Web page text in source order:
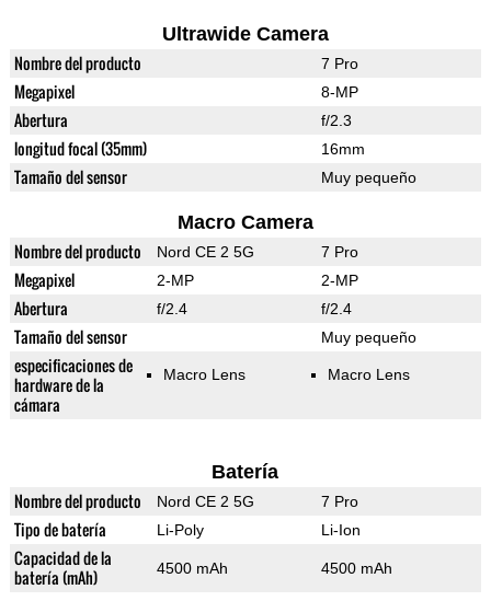
Ultrawide Camera
Nombre del producto 7 Pro
Megapixel 8-MP
Abertura f/2.3
longitud focal (35mm) 16mm
Tamaño del sensor Muy pequeño
Macro Camera
Nombre del producto Nord CE 2 5G 7 Pro
Megapixel 2-MP 2-MP
Abertura f/2.4 f/2.4
Tamaño del sensor Muy pequeño
especificaciones de
hardware de la
cámara
Macro Lens Macro Lens
Batería
Nombre del producto Nord CE 2 5G 7 Pro
Tipo de batería Li-Poly Li-Ion
Capacidad de la
batería (mAh)
4500 mAh 4500 mAh